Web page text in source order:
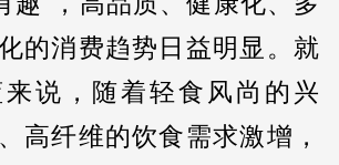
的消费趋势日益明显。就
说，随着轻食风尚的兴
高纤维的饮食需求激增，